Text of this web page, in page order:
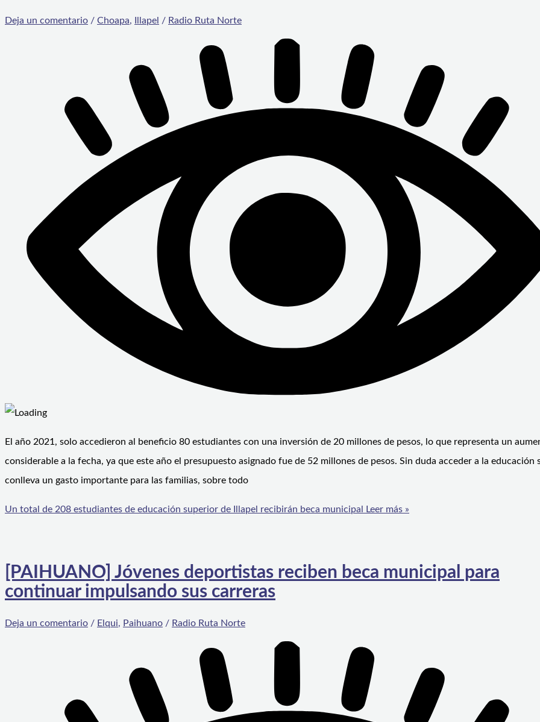
Deja un comentario / Choapa, Illapel / Radio Ruta Norte
El año 2021, solo accedieron al beneficio 80 estudiantes con una inversión de 20 millones de pesos, lo que representa un
considerable a la fecha, ya que este año el presupuesto asignado fue de 52 millones de pesos. Sin duda acceder a la educación
conlleva un gasto importante para las familias, sobre todo
Un total de 208 estudiantes de educación superior de Illapel recibirán beca municipal Leer más »
[PAIHUANO] Jóvenes deportistas reciben beca municipal para
continuar impulsando sus carreras
Deja un comentario / Elqui, Paihuano / Radio Ruta Norte